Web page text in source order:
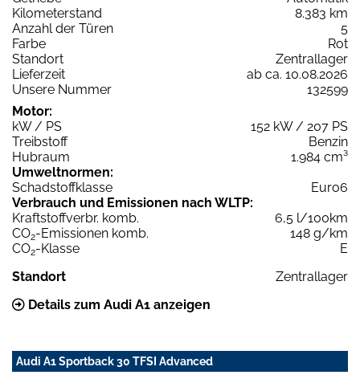
Kilometerstand
8.383 km
Anzahl der Türen
5
Farbe
Rot
Standort
Zentrallager
Lieferzeit
ab ca. 10.08.2026
Unsere Nummer
132599
Motor:
kW / PS
152 kW / 207 PS
Treibstoff
Benzin
Hubraum
1.984 cm³
Umweltnormen:
Schadstoffklasse
Euro6
Verbrauch und Emissionen nach WLTP:
Kraftstoffverbr. komb.
6,5 l/100km
CO2-Emissionen komb.
148 g/km
CO2-Klasse
E
Standort
Zentrallager
Details zum Audi A1 anzeigen
Audi A1 Sportback 30 TFSI Advanced